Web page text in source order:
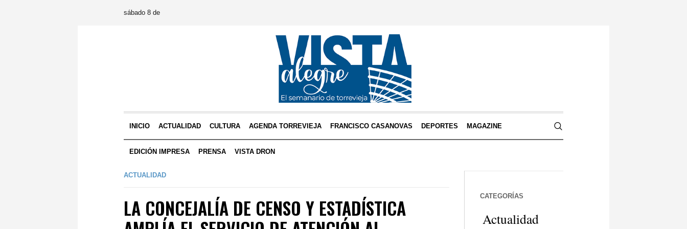
sábado 8 de
INICIO ACTUALIDAD CULTURA AGENDA TORREVIEJA FRANCISCO CASANOVAS DEPORTES MAGAZINE
EDICIÓN IMPRESA PRENSA VISTA DRON
ACTUALIDAD
LA CONCEJALÍA DE CENSO Y ESTADÍSTICA CATEGORÍAS
Actualidad